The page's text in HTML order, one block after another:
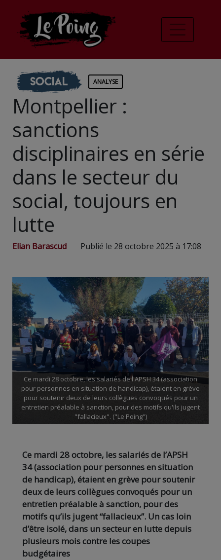
Social ANALYSE
Montpellier :
sanctions
disciplinaires en série
dans le secteur du
social, toujours en
lutte
Elian Barascud Publié le 28 octobre 2025 à 17:08
Ce mardi 28 octobre, les salariés de l'APSH 34 (association
pour personnes en situation de handicap), étaient en grève
pour soutenir deux de leurs collègues convoqués pour un
entretien préalable à sanction, pour des motifs qu'ils jugent
"fallacieux". ("Le Poing")
Ce mardi 28 octobre, les salariés de l’APSH
34 (association pour personnes en situation
de handicap), étaient en grève pour soutenir
deux de leurs collègues convoqués pour un
entretien préalable à sanction, pour des
motifs qu’ils jugent “fallacieux”. Un cas loin
d’être isolé, dans un secteur en lutte depuis
plusieurs mois contre les coupes
budgétaires